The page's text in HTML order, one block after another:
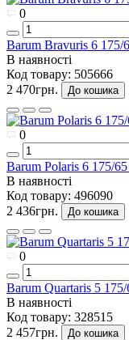
0
Barum Bravuris 6 175/
В наявності
Код товару: 505666
2 470грн.
До кошика
0
Barum Polaris 6 175/
В наявності
Код товару: 496090
2 436грн.
До кошика
0
Barum Quartaris 5
В наявності
Код товару: 328515
2 457грн.
До кошика